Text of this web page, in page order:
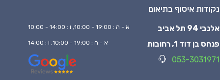
נקודות איסוף בתיאום
אלנבי 94 תל אביב א - ה : 19:00 - 10:00, ו : 14:00 - 10:00
פנחס בן דוד 1, רחובות א - ה : 19:00 - 10:00, ו : 14:00
053-3031971